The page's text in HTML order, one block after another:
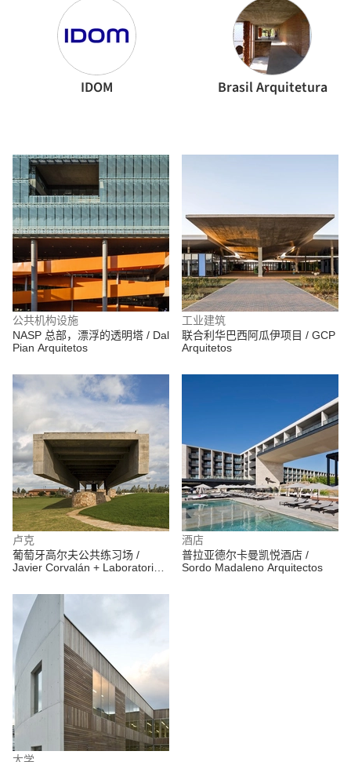
IDOM Brasil Arquitetura
公共机构设施
NASP 总部，漂浮的透明塔 / Dal
Pian Arquitetos
工业建筑
联合利华巴西阿瓜伊项目 / GCP
Arquitetos
卢克
葡萄牙高尔夫公共练习场 /
Javier Corvalán + Laboratorio
酒店
普拉亚德尔卡曼凯悦酒店 /
Sordo Madaleno Arquitectos